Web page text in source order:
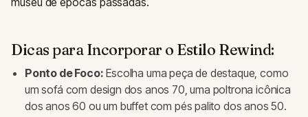
Dicas para Incorporar o Estilo Rewind:
Ponto de Foco: Escolha uma peça de destaque, como
um sofá com design dos anos 70, uma poltrona icônica
dos anos 60 ou um buffet com pés palito dos anos 50.